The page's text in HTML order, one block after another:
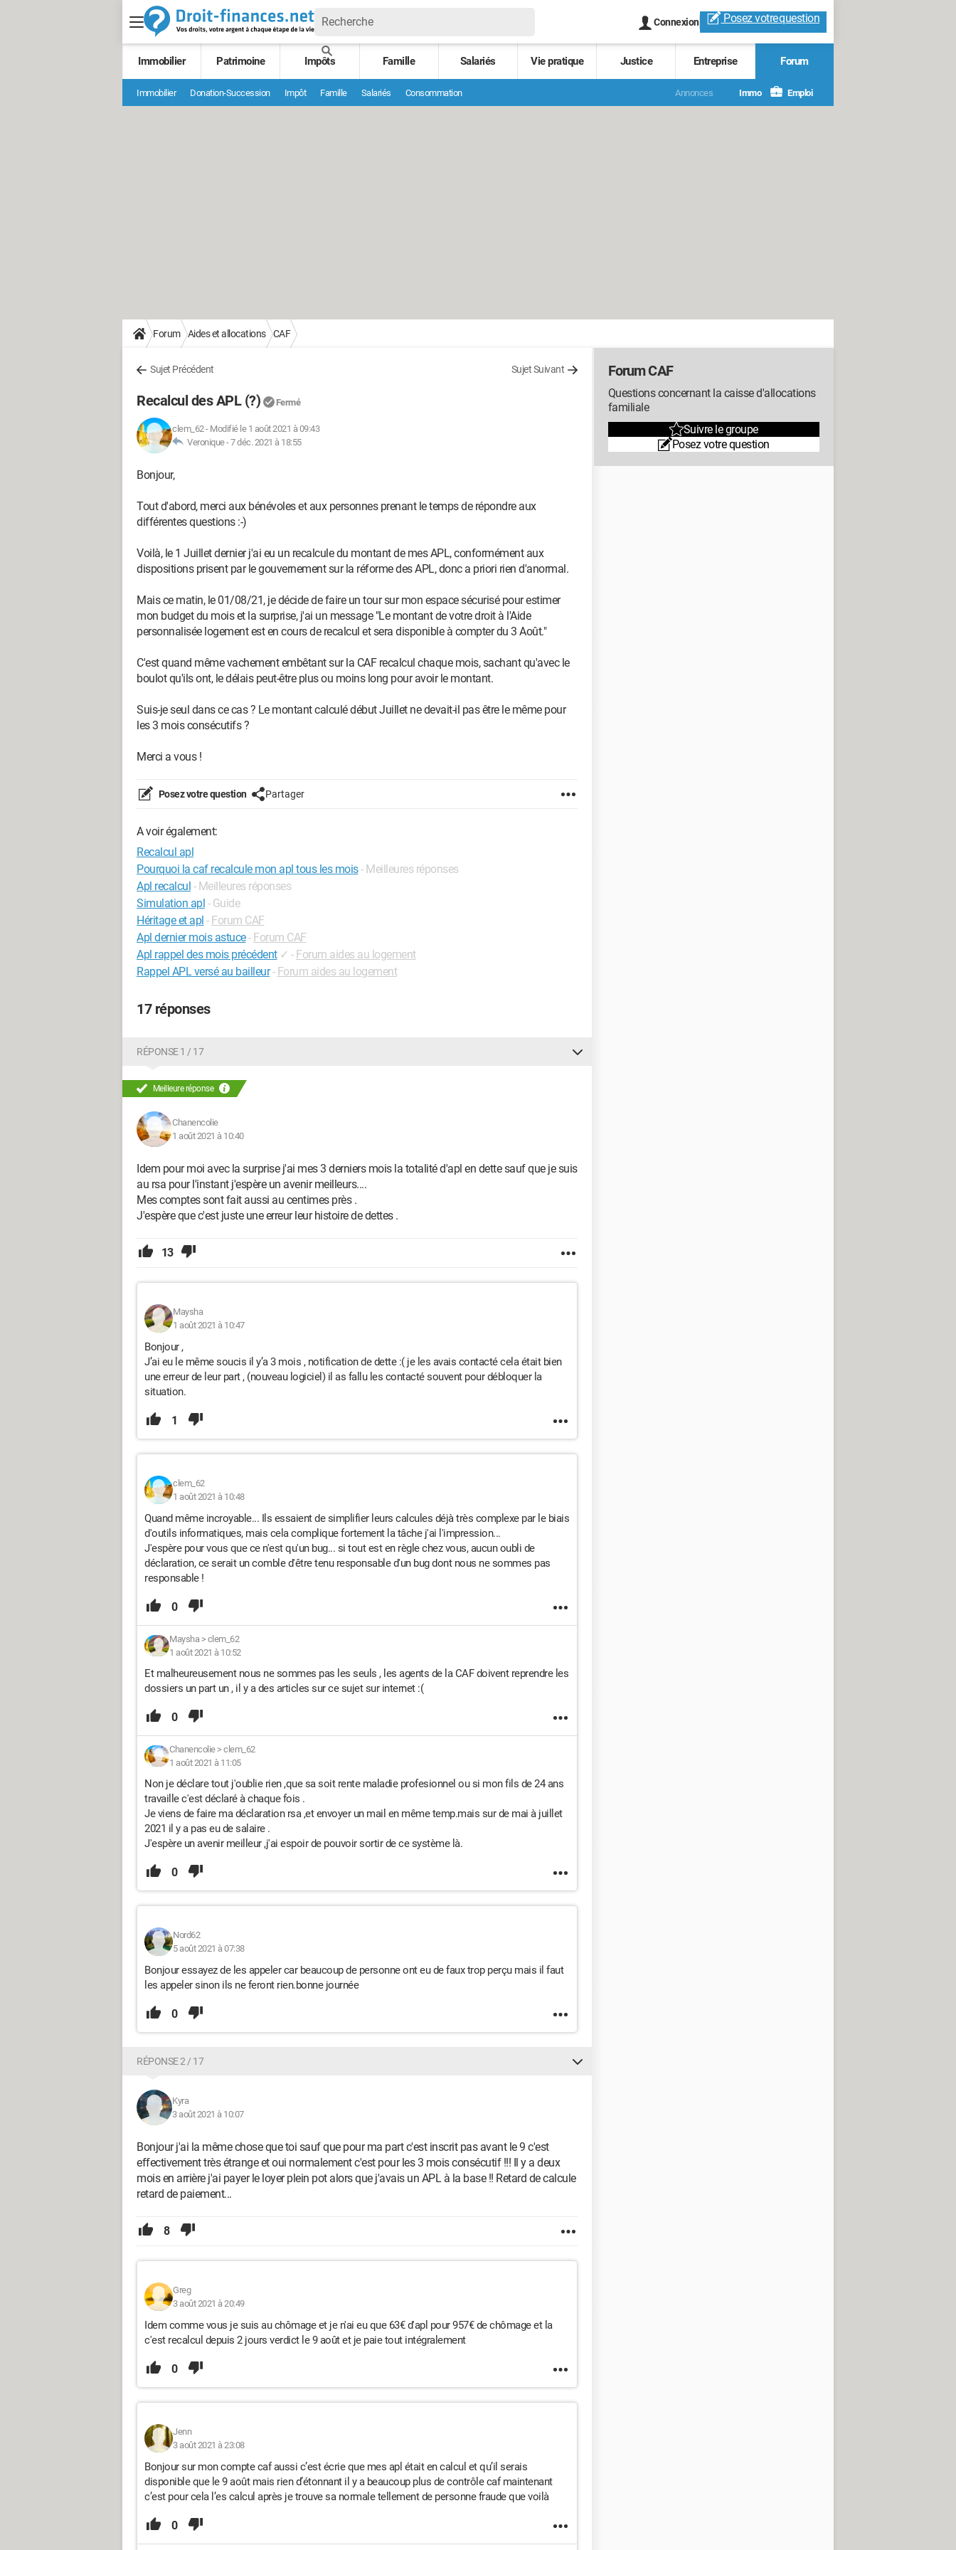
Connexion Posez votrequestion
Immobilier Patrimoine Impôts Famille Salariés Vie pratique Justice Entreprise Forum
Immobilier Donation-Succession Impôt Famille Salariés Consommation Annonces Immo Emploi
Forum Aides et allocations CAF
Sujet Précédent Sujet Suivant
Recalcul des APL (?) Fermé
clem_62- Modifié le 1 août 2021 à 09:43
Veronique -7 déc. 2021 à 18:55
Bonjour,
Tout d'abord, merci aux bénévoles et aux personnes prenant le temps de répondre aux
différentes questions :-)
Voilà, le 1 Juillet dernier j'ai eu un recalcule du montant de mes APL, conformément aux
dispositions prisent par le gouvernement sur la réforme des APL, donc a priori rien d'anormal.
Mais ce matin, le 01/08/21, je décide de faire un tour sur mon espace sécurisé pour estimer
mon budget du mois et la surprise, j'ai un message "Le montant de votre droit à l'Aide
personnalisée logement est en cours de recalcul et sera disponible à compter du 3 Août."
C'est quand même vachement embêtant sur la CAF recalcul chaque mois, sachant qu'avec le
boulot qu'ils ont, le délais peut-être plus ou moins long pour avoir le montant.
Suis-je seul dans ce cas ? Le montant calculé début Juillet ne devait-il pas être le même pour
les 3 mois consécutifs ?
Merci a vous !
Posez votre question Partager
A voir également:
Recalcul apl
Pourquoi la caf recalcule mon apl tous les mois- Meilleures réponses
Apl recalcul - Meilleures réponses
Simulation apl - Guide
Héritage et apl - Forum CAF
Apl dernier mois astuce- Forum CAF
Apl rappel des mois précédent ✓ - Forum aides au logement
Rappel APL versé au bailleur - Forum aides au logement
17 réponses
RÉPONSE 1 / 17
Meilleure réponse
Chanencolie
1 août 2021 à 10:40
Idem pour moi avec la surprise j'ai mes 3 derniers mois la totalité d'apl en dette sauf que je suis
au rsa pour l'instant j'espère un avenir meilleurs....
Mes comptes sont fait aussi au centimes près .
J'espère que c'est juste une erreur leur histoire de dettes .
13
Maysha
1 août 2021 à 10:47
Bonjour ,
J’ai eu le même soucis il y’a 3 mois , notification de dette :( je les avais contacté cela était bien
une erreur de leur part , (nouveau logiciel) il as fallu les contacté souvent pour débloquer la
situation.
1
clem_62
1 août 2021 à 10:48
Quand même incroyable... Ils essaient de simplifier leurs calcules déjà très complexe par le biais
d'outils informatiques, mais cela complique fortement la tâche j'ai l'impression...
J'espère pour vous que ce n'est qu'un bug... si tout est en règle chez vous, aucun oubli de
déclaration, ce serait un comble d'être tenu responsable d'un bug dont nous ne sommes pas
responsable !
0
Maysha> clem_62
1 août 2021 à 10:52
Et malheureusement nous ne sommes pas les seuls , les agents de la CAF doivent reprendre les
dossiers un part un , il y a des articles sur ce sujet sur internet :(
0
Chanencolie> clem_62
1 août 2021 à 11:05
Non je déclare tout j'oublie rien ,que sa soit rente maladie profesionnel ou si mon fils de 24 ans
travaille c'est déclaré à chaque fois .
Je viens de faire ma déclaration rsa ,et envoyer un mail en même temp.mais sur de mai à juillet
2021 il y a pas eu de salaire .
J'espère un avenir meilleur ,j'ai espoir de pouvoir sortir de ce système là.
0
Nord62
5 août 2021 à 07:38
Bonjour essayez de les appeler car beaucoup de personne ont eu de faux trop perçu mais il faut
les appeler sinon ils ne feront rien.bonne journée
0
RÉPONSE 2 / 17
Kyra
3 août 2021 à 10:07
Bonjour j'ai la même chose que toi sauf que pour ma part c'est inscrit pas avant le 9 c'est
effectivement très étrange et oui normalement c'est pour les 3 mois consécutif !!! Il y a deux
mois en arrière j'ai payer le loyer plein pot alors que j'avais un APL à la base !! Retard de calcule
retard de paiement...
8
Greg
3 août 2021 à 20:49
Idem comme vous je suis au chômage et je n'ai eu que 63€ d'apl pour 957€ de chômage et la
c'est recalcul depuis 2 jours verdict le 9 août et je paie tout intégralement
0
Jenn
3 août 2021 à 23:08
Bonjour sur mon compte caf aussi c’est écrie que mes apl était en calcul et qu’il serais
disponible que le 9 août mais rien d’étonnant il y a beaucoup plus de contrôle caf maintenant
c’est pour cela l’es calcul après je trouve sa normale tellement de personne fraude que voilà
0
Forum CAF
Questions concernant la caisse d'allocations
familiale
Suivre le groupe
Posez votre question